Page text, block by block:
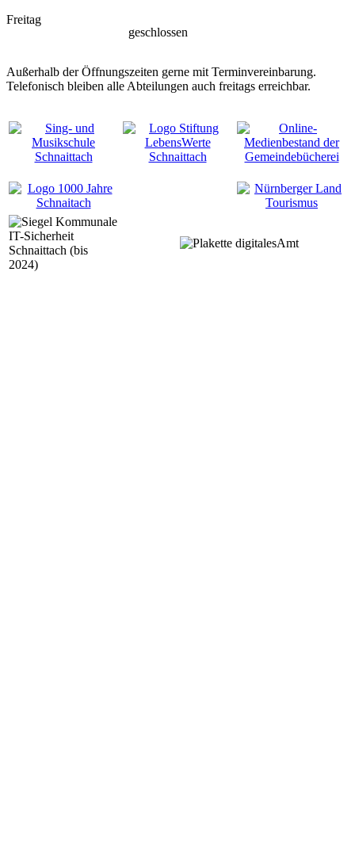
Freitag
geschlossen
Außerhalb der Öffnungszeiten gerne mit Terminvereinbarung.
Telefonisch bleiben alle Abteilungen auch freitags erreichbar.